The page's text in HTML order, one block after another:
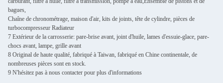
bagues,
Chaîne de chronométrage, maison d'air, kits de joints, tête de cylindre, pièces de
turbocompresseur Radiateur
7 Extérieur de la carrosserie: pare-brise avant, joint d'huile, lames d'essuie-glace, pare-
chocs avant, lampe, grille avant
8 Original de haute qualité, fabriqué à Taiwan, fabriqué en Chine continentale, de
nombreuses pièces sont en stock.
9 N'hésitez pas à nous contacter pour plus d'informations